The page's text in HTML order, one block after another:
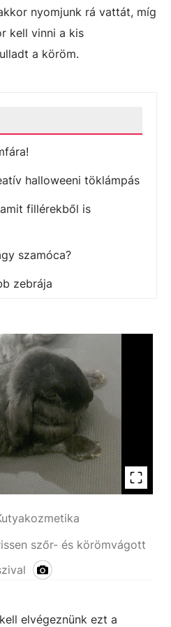
nyomjunk rá vattát, míg
kell vinni a kis
a köröm.
halloweeni töklámpás
fillérekből is
szamóca?
zebrája
szőr- és körömvágott
elvégeznünk ezt a